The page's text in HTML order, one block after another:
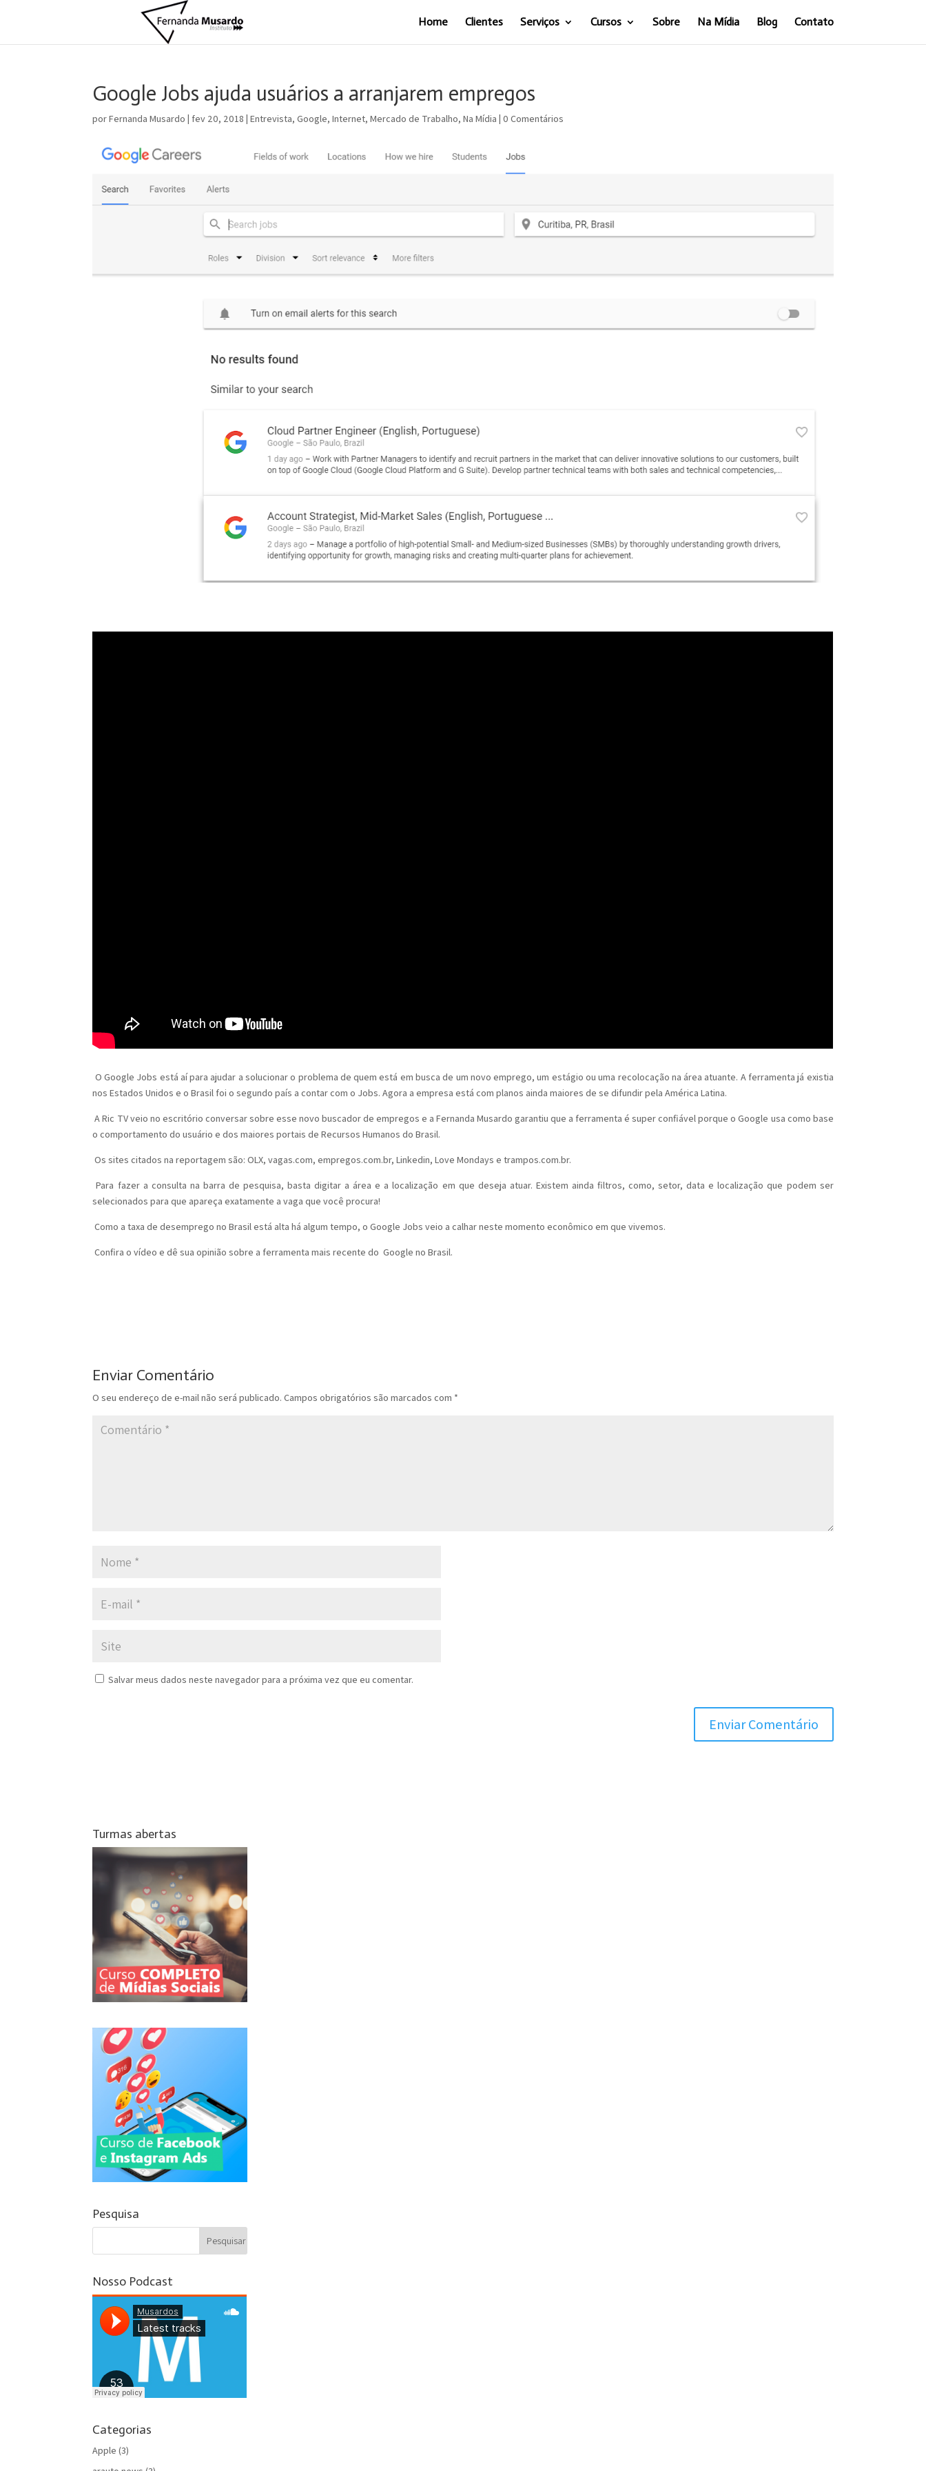
Home Clientes Serviços Cursos Sobre Na Mídia Blog Contato
Google Jobs ajuda usuários a arranjarem empregos
porFernanda Musardo | fev 20, 2018 |Entrevista,Google,Internet,Mercado de Trabalho,Na Mídia |0 Comentários
O Google Jobs está aí para ajudar a solucionar o problema de quem está em busca de um novo emprego, um estágio ou uma recolocação na área atuante. A ferramenta já existia
nos Estados Unidos e o Brasil foi o segundo país a contar com o Jobs. Agora a empresa está com planos ainda maiores de se difundir pela América Latina.
A Ric TV veio no escritório conversar sobre esse novo buscador de empregos e a Fernanda Musardo garantiu que a ferramenta é super confiável porque o Google usa como base
o comportamento do usuário e dos maiores portais de Recursos Humanos do Brasil.
Os sites citados na reportagem são: OLX, vagas.com, empregos.com.br, Linkedin, Love Mondays e trampos.com.br.
Para fazer a consulta na barra de pesquisa, basta digitar a área e a localização em que deseja atuar. Existem ainda filtros, como, setor, data e localização que podem ser
selecionados para que apareça exatamente a vaga que você procura!
Como a taxa de desemprego no Brasil está alta há algum tempo, o Google Jobs veio a calhar neste momento econômico em que vivemos.
Confira o vídeo e dê sua opinião sobre a ferramenta mais recente do Google no Brasil.
Enviar Comentário
O seu endereço de e-mail não será publicado. Campos obrigatórios são marcados com *
Salvar meus dados neste navegador para a próxima vez que eu comentar.
Turmas abertas
Pesquisa
Nosso Podcast
Categorias
Apple (3)